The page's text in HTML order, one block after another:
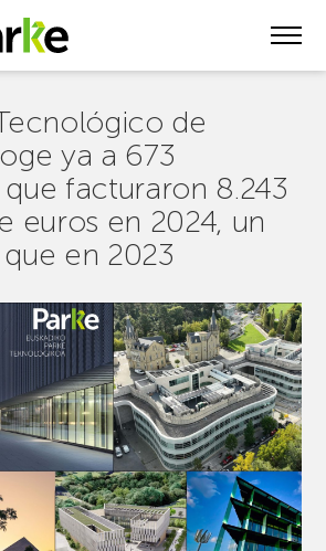
de
ya a 673
facturaron 8.243
euros en 2024, un
que en 2023